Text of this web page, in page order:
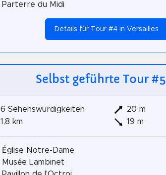
Parterre du Midi
Details für Tour #4 in Versailles
Selbst geführte Tour #5
6 Sehenswürdigkeiten
1,8 km
20 m
19 m
Église Notre-Dame
Musée Lambinet